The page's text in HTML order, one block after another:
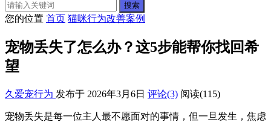
搜索
您的位置 首页 猫咪行为改善案例
宠物丢失了怎么办？这5步能帮你找回希
望
久爱宠行为 发布于 2026年3月6日 评论(3) 阅读(115)
宠物丢失是每一位主人最不愿面对的事情，但一旦发生，焦虑